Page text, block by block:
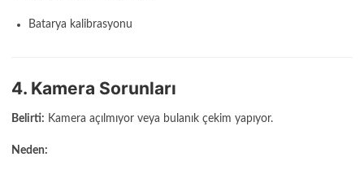
Batarya kalibrasyonu
4. Kamera Sorunları
Belirti: Kamera açılmıyor veya bulanık çekim yapıyor.
Neden: